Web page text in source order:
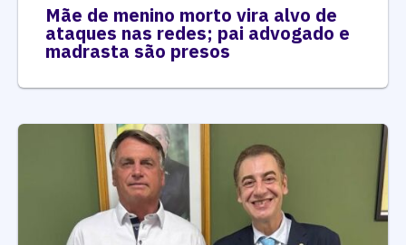
Mãe de menino morto vira alvo de
ataques nas redes; pai advogado e
madrasta são presos